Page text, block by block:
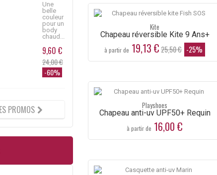
Une
belle
couleur
pour un
body
chaud...
9,60 €
24,00 €
-60%
Une
belle
couleur
body
chaud...
9,60 €
24,00 €
PROMOS
Kite
Chapeau réversible Kite 9 Ans+
à partir de 19,13 € 25,50 € -25%
Playshoes
Chapeau anti-uv UPF50+ Requin
à partir de 16,00 €